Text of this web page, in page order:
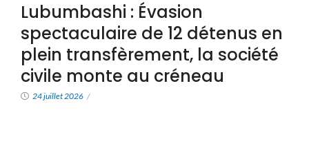
Lubumbashi : Évasion
spectaculaire de 12 détenus en
plein transfèrement, la société
civile monte au créneau
24 juillet 2026 /